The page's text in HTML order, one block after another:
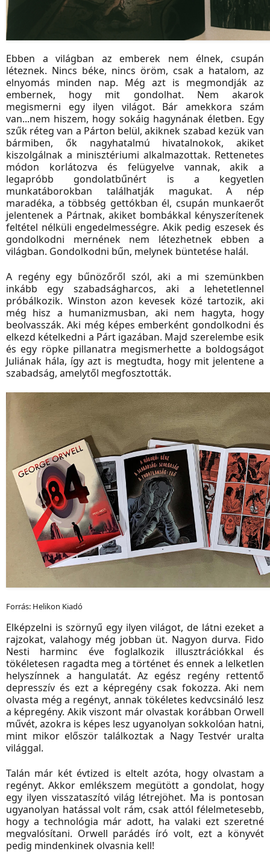
Ebben a világban az emberek nem élnek, csupán
léteznek. Nincs béke, nincs öröm, csak a hatalom, az
elnyomás minden nap. Még azt is megmondják az
embernek, hogy mit gondolhat. Nem akarok
megismerni egy ilyen világot. Bár amekkora szám
van...nem hiszem, hogy sokáig hagynának életben. Egy
szűk réteg van a Párton belül, akiknek szabad kezük van
bármiben, ők nagyhatalmú hivatalnokok, akiket
kiszolgálnak a minisztériumi alkalmazottak. Rettenetes
módon korlátozva és felügyelve vannak, akik a
legapróbb gondolatbűnért is a kegyetlen
munkatáborokban találhatják magukat. A nép
maradéka, a többség gettókban él, csupán munkaerőt
jelentenek a Pártnak, akiket bombákkal kényszerítenek
feltétel nélküli engedelmességre. Akik pedig eszesek és
gondolkodni mernének nem létezhetnek ebben a
világban. Gondolkodni bűn, melynek büntetése halál.
A regény egy bűnözőről szól, aki a mi szemünkben
inkább egy szabadságharcos, aki a lehetetlennel
próbálkozik. Winston azon kevesek közé tartozik, aki
még hisz a humanizmusban, aki nem hagyta, hogy
beolvasszák. Aki még képes emberként gondolkodni és
elkezd kételkedni a Párt igazában. Majd szerelembe esik
és egy röpke pillanatra megismerhette a boldogságot
Juliának hála, így azt is megtudta, hogy mit jelentene a
szabadság, amelytől megfosztották.
Forrás: Helikon Kiadó
Elképzelni is szörnyű egy ilyen világot, de látni ezeket a
rajzokat, valahogy még jobban üt. Nagyon durva. Fido
Nesti harminc éve foglalkozik illusztrációkkal és
tökéletesen ragadta meg a történet és ennek a lelketlen
helyszínnek a hangulatát. Az egész regény rettentő
depresszív és ezt a képregény csak fokozza. Aki nem
olvasta még a regényt, annak tökéletes kedvcsináló lesz
a képregény. Akik viszont már olvastak korábban Orwell
művét, azokra is képes lesz ugyanolyan sokkolóan hatni,
mint mikor először találkoztak a Nagy Testvér uralta
világgal.
Talán már két évtized is eltelt azóta, hogy olvastam a
regényt. Akkor emlékszem megütött a gondolat, hogy
egy ilyen visszataszító világ létrejöhet. Ma is pontosan
ugyanolyan hatással volt rám, csak attól félelmetesebb,
hogy a technológia már adott, ha valaki ezt szeretné
megvalósítani. Orwell parádés író volt, ezt a könyvét
pedig mindenkinek olvasnia kell!